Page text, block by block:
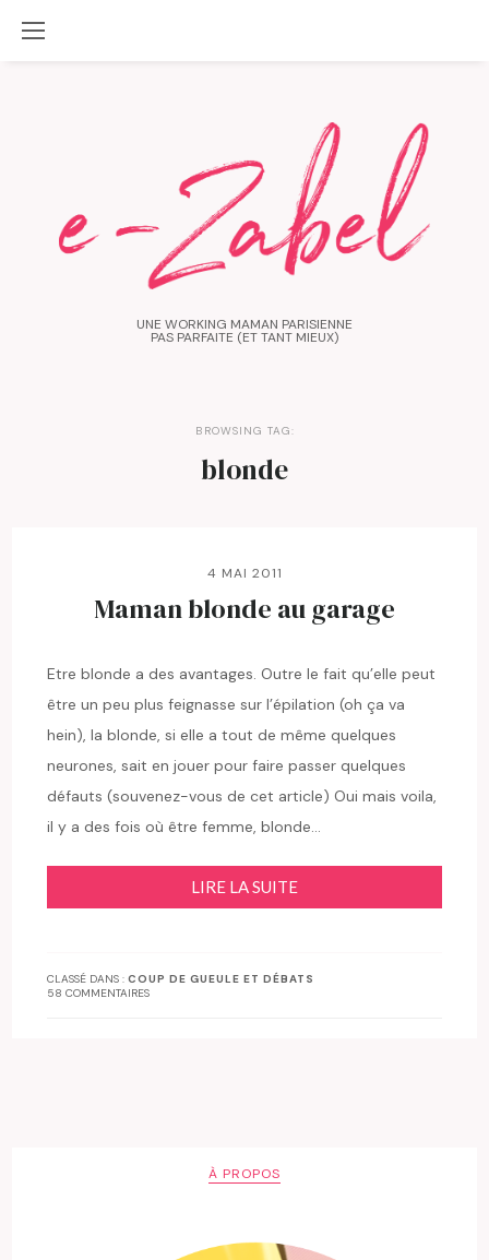
UNE WORKING MAMAN PARISIENNE
PAS PARFAITE (ET TANT MIEUX)
BROWSING TAG:
blonde
4 MAI 2011
Maman blonde au garage
Etre blonde a des avantages. Outre le fait qu’elle peut
être un peu plus feignasse sur l’épilation (oh ça va
hein), la blonde, si elle a tout de même quelques
neurones, sait en jouer pour faire passer quelques
défauts (souvenez-vous de cet article) Oui mais voila,
il y a des fois où être femme, blonde…
LIRE LA SUITE
CLASSÉ DANS :COUP DE GUEULE ET DÉBATS
58 COMMENTAIRES
À PROPOS